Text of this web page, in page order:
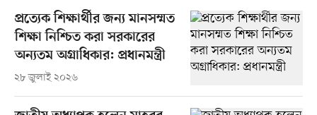
প্রত্যেক শিক্ষার্থীর জন্য মানসম্মত
শিক্ষা নিশ্চিত করা সরকারের
অন্যতম অগ্রাধিকার: প্রধানমন্ত্রী
২৮ জুলাই ২০২৬